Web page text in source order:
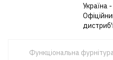
Функціональна